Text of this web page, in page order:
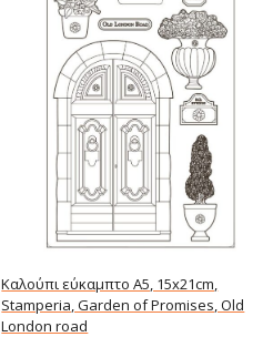
Καλούπι εύκαμπτο A5, 15x21cm,
Stamperia, Garden of Promises, Old
London road